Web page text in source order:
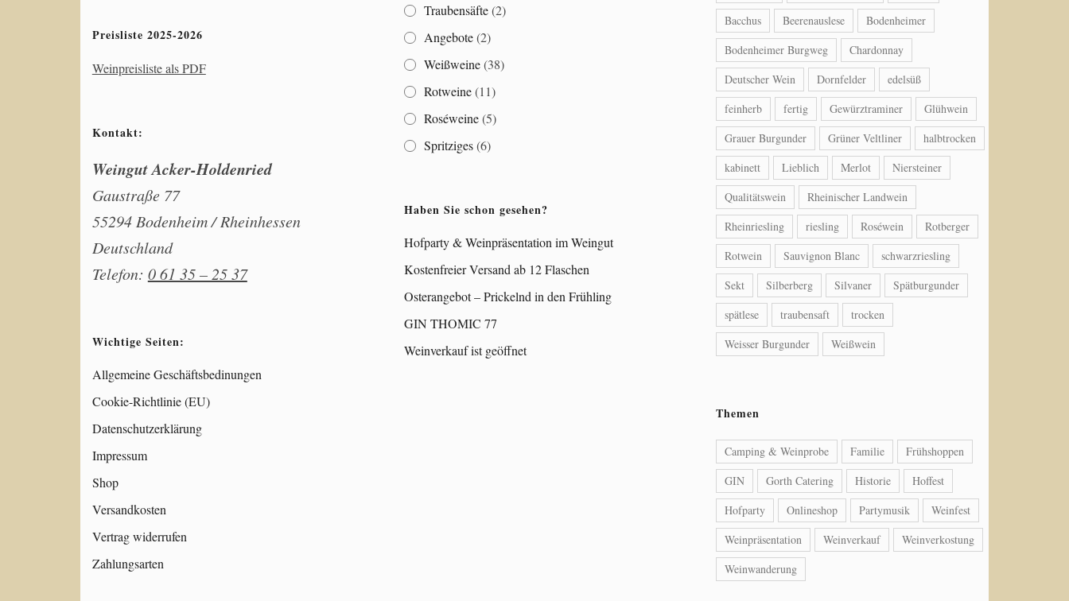
Preisliste 2025-2026
Weinpreisliste als PDF
Kontakt:
Weingut Acker-Holdenried
Gaustraße 77
55294 Bodenheim / Rheinhessen
Deutschland
Telefon: 0 61 35 – 25 37
Wichtige Seiten:
Allgemeine Geschäftsbedinungen
Cookie-Richtlinie (EU)
Datenschutzerklärung
Impressum
Shop
Versandkosten
Vertrag widerrufen
Zahlungsarten
Traubensäfte(2)
Angebote(2)
Weißweine(38)
Rotweine(11)
Roséweine(5)
Spritziges(6)
Haben Sie schon gesehen?
Hofparty & Weinpräsentation im Weingut
Kostenfreier Versand ab 12 Flaschen
Osterangebot – Prickelnd in den Frühling
GIN THOMIC 77
Weinverkauf ist geöffnet
Bacchus
Beerenauslese
Bodenheimer
Bodenheimer Burgweg
Chardonnay
Deutscher Wein
Dornfelder
edelsüß
feinherb
fertig Gewürztraminer
Glühwein
Grauer Burgunder
Grüner Veltliner
halbtrocken
kabinett
Lieblich Merlot
Niersteiner
Qualitätswein
Rheinischer Landwein
Rheinriesling
riesling Roséwein
Rotberger
Rotwein
Sauvignon Blanc
schwarzriesling
Sekt
Silberberg Silvaner
Spätburgunder
spätlese
traubensaft
trocken
Weisser Burgunder
Weißwein
Themen
Camping & Weinprobe Familie
Frühshoppen
GIN
Gorth Catering Historie
Hoffest
Hofparty
Onlineshop Partymusik
Weinfest
Weinpräsentation
Weinverkauf
Weinverkostung
Weinwanderung